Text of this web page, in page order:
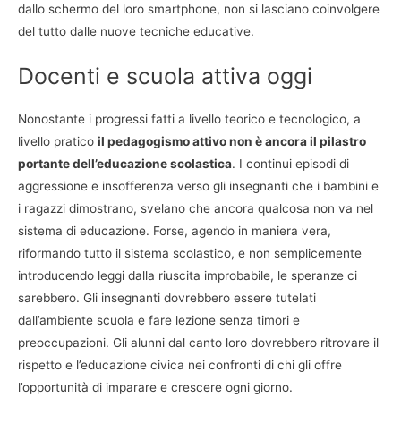
dallo schermo del loro smartphone, non si lasciano coinvolgere
del tutto dalle nuove tecniche educative.
Docenti e scuola attiva oggi
Nonostante i progressi fatti a livello teorico e tecnologico, a
livello pratico il pedagogismo attivo non è ancora il pilastro
portante dell’educazione scolastica. I continui episodi di
aggressione e insofferenza verso gli insegnanti che i bambini e
i ragazzi dimostrano, svelano che ancora qualcosa non va nel
sistema di educazione. Forse, agendo in maniera vera,
riformando tutto il sistema scolastico, e non semplicemente
introducendo leggi dalla riuscita improbabile, le speranze ci
sarebbero. Gli insegnanti dovrebbero essere tutelati
dall’ambiente scuola e fare lezione senza timori e
preoccupazioni. Gli alunni dal canto loro dovrebbero ritrovare il
rispetto e l’educazione civica nei confronti di chi gli offre
l’opportunità di imparare e crescere ogni giorno.